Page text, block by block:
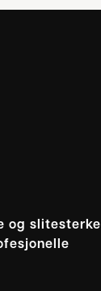
og slitesterke